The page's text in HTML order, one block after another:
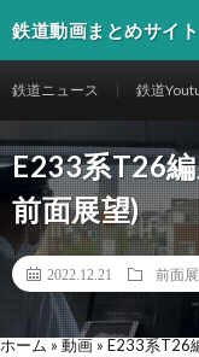
鉄道動画まとめサイト
鉄道ニュース 鉄道
E233系T26
前面展望)
2022.12.21 前面
ホーム » 動画 » E233系T26